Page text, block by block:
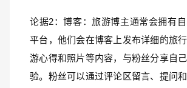
论据2：博客：旅游博主通常会拥有
平台，他们会在博客上发布详细的旅
游心得和照片等内容，与粉丝分享自
验。粉丝可以通过评论区留言、提问